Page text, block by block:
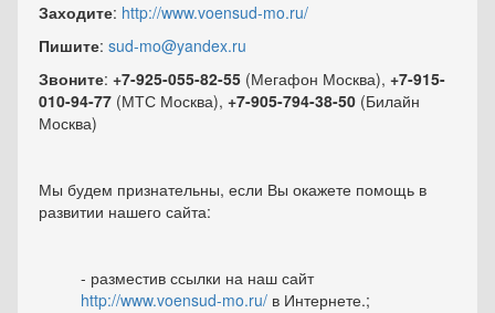
Заходите: http://www.voensud-mo.ru/
Пишите: sud-mo@yandex.ru
Звоните: +7-925-055-82-55 (Мегафон Москва), +7-915-
010-94-77 (МТС Москва), +7-905-794-38-50 (Билайн
Москва)
Мы будем признательны, если Вы окажете помощь в
развитии нашего сайта:
- разместив ссылки на наш сайт
http://www.voensud-mo.ru/в Интернете.;